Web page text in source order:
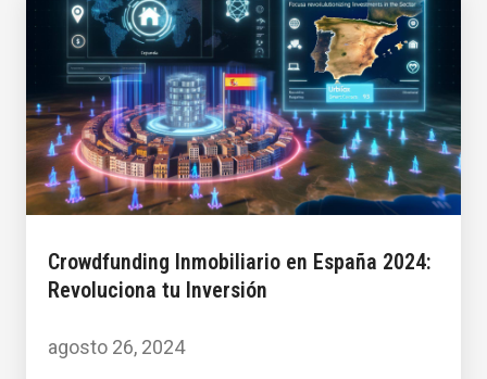
Crowdfunding Inmobiliario en España 2024:
Revoluciona tu Inversión
agosto 26, 2024